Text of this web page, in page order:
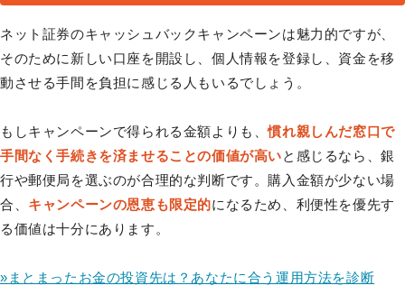
ネット証券のキャッシュバックキャンペーンは魅力的ですが、
そのために新しい口座を開設し、個人情報を登録し、資金を移
動させる手間を負担に感じる人もいるでしょう。
もしキャンペーンで得られる金額よりも、慣れ親しんだ窓口で
手間なく手続きを済ませることの価値が高いと感じるなら、銀
行や郵便局を選ぶのが合理的な判断です。購入金額が少ない場
合、 キャンペーンの恩恵も限定的になるため、利便性を優先す
る価値は十分にあります。
»まとまったお金の投資先は？あなたに合う運用方法を診断